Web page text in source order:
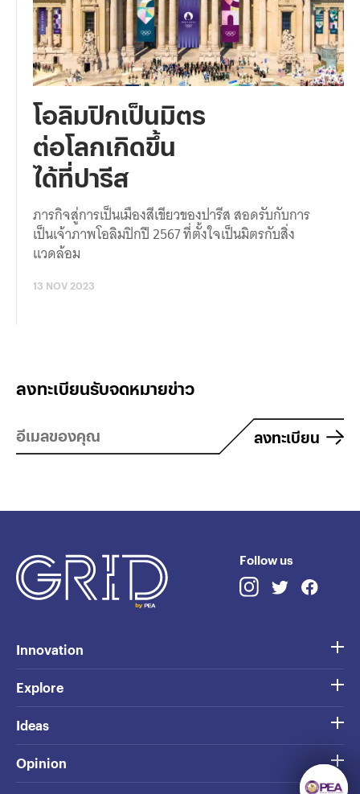
โอลิมปิกเป็นมิตร
ต่อโลกเกิดขึ้น
ได้ที่ปารีส
ภารกิจสู่การเป็นเมืองสีเขียวของปารีส สอดรับกับการ
เป็นเจ้าภาพโอลิมปิกปี 2567 ที่ตั้งใจเป็นมิตรกับสิ่ง
แวดล้อม
13 NOV 2023
ลงทะเบียนรับจดหมายข่าว
ลงทะเบียน
Follow us
Innovation
Explore
Ideas
Opinion